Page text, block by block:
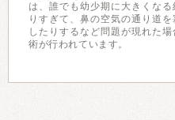
は、誰でも幼少期に大きくな
りすぎて、鼻の空気の通り道
したりするなど問題が現れた
術が行われています。